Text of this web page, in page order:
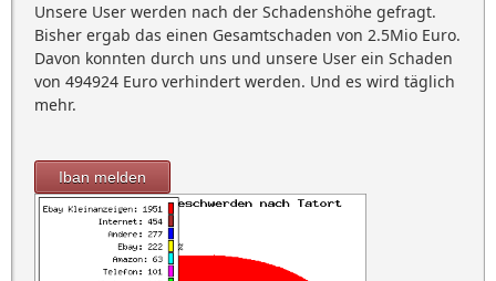
Unsere User werden nach der Schadenshöhe gefragt.
Bisher ergab das einen Gesamtschaden von 2.5Mio Euro.
Davon konnten durch uns und unsere User ein Schaden
von 494924 Euro verhindert werden. Und es wird täglich
mehr.
Iban melden